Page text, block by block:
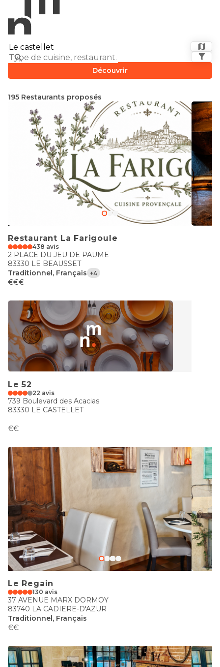
Découvrir
195 Restaurants proposés
Restaurant La Farigoule
438 avis
2 PLACE DU JEU DE PAUME
83330 LE BEAUSSET
Traditionnel, Français +4
€€€
Le 52
22 avis
739 Boulevard des Acacias
83330 LE CASTELLET
€€
Le Regain
130 avis
37 AVENUE MARX DORMOY
83740 LA CADIERE-D'AZUR
Traditionnel, Français
€€